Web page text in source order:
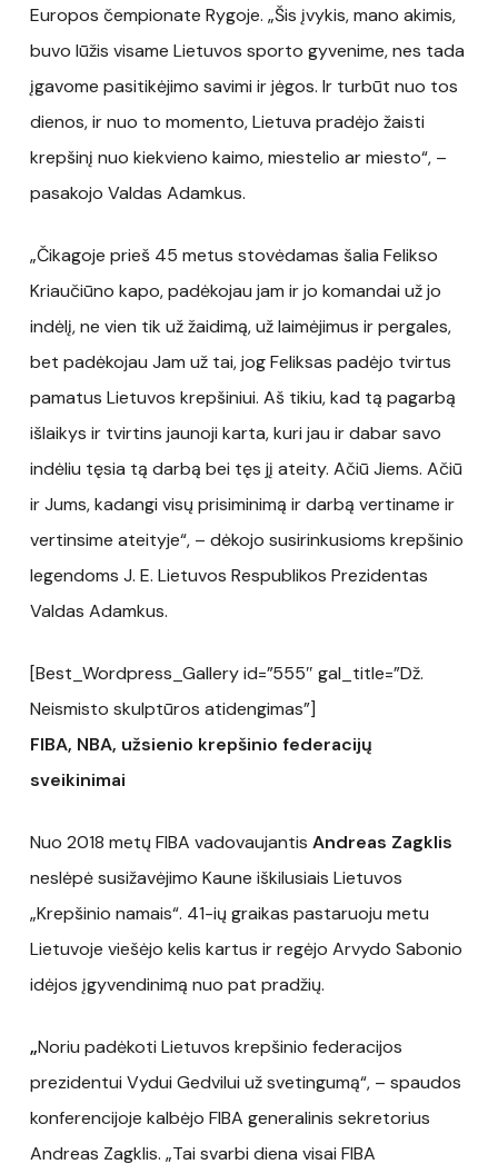
Europos čempionate Rygoje. „Šis įvykis, mano akimis,
buvo lūžis visame Lietuvos sporto gyvenime, nes tada
įgavome pasitikėjimo savimi ir jėgos. Ir turbūt nuo tos
dienos, ir nuo to momento, Lietuva pradėjo žaisti
krepšinį nuo kiekvieno kaimo, miestelio ar miesto“, –
pasakojo Valdas Adamkus.
„Čikagoje prieš 45 metus stovėdamas šalia Felikso
Kriaučiūno kapo, padėkojau jam ir jo komandai už jo
indėlį, ne vien tik už žaidimą, už laimėjimus ir pergales,
bet padėkojau Jam už tai, jog Feliksas padėjo tvirtus
pamatus Lietuvos krepšiniui. Aš tikiu, kad tą pagarbą
išlaikys ir tvirtins jaunoji karta, kuri jau ir dabar savo
indėliu tęsia tą darbą bei tęs jį ateity. Ačiū Jiems. Ačiū
ir Jums, kadangi visų prisiminimą ir darbą vertiname ir
vertinsime ateityje“, – dėkojo susirinkusioms krepšinio
legendoms J. E. Lietuvos Respublikos Prezidentas
Valdas Adamkus.
[Best_Wordpress_Gallery id=”555″ gal_title=”Dž.
Neismisto skulptūros atidengimas”]
FIBA, NBA, užsienio krepšinio federacijų
sveikinimai
Nuo 2018 metų FIBA vadovaujantis Andreas Zagklis
neslėpė susižavėjimo Kaune iškilusiais Lietuvos
„Krepšinio namais“. 41-ių graikas pastaruoju metu
Lietuvoje viešėjo kelis kartus ir regėjo Arvydo Sabonio
idėjos įgyvendinimą nuo pat pradžių.
„Noriu padėkoti Lietuvos krepšinio federacijos
prezidentui Vydui Gedvilui už svetingumą“, – spaudos
konferencijoje kalbėjo FIBA generalinis sekretorius
Andreas Zagklis. „Tai svarbi diena visai FIBA